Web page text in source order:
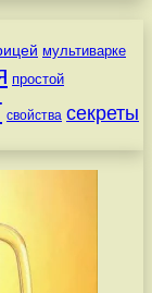
мультиварке
простой
свойства секреты